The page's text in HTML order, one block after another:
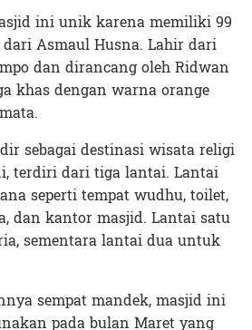
ini unik karena memiliki 99
Asmaul Husna. Lahir dari
dan dirancang oleh Ridwan
khas dengan warna orange
sebagai destinasi wisata religi
terdiri dari tiga lantai. Lantai
seperti tempat wudhu, toilet,
dan kantor masjid. Lantai satu
sementara lantai dua untuk
sempat mandek, masjid ini
pada bulan Maret yang